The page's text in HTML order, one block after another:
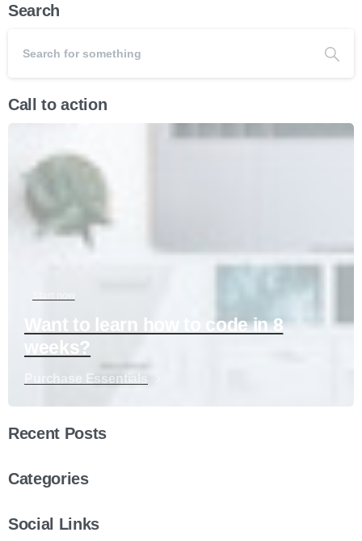
Search
Call to action
Want to learn how to code in 8
weeks?
Purchase Essentials
Recent Posts
Categories
Social Links